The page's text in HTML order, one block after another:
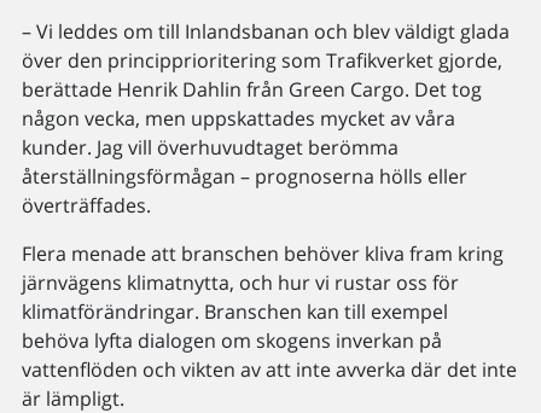
– Vi leddes om till Inlandsbanan och blev väldigt glada
över den principprioritering som Trafikverket gjorde,
berättade Henrik Dahlin från Green Cargo. Det tog
någon vecka, men uppskattades mycket av våra
kunder. Jag vill överhuvudtaget berömma
återställningsförmågan – prognoserna hölls eller
överträffades.
Flera menade att branschen behöver kliva fram kring
järnvägens klimatnytta, och hur vi rustar oss för
klimatförändringar. Branschen kan till exempel
behöva lyfta dialogen om skogens inverkan på
vattenflöden och vikten av att inte avverka där det inte
är lämpligt.